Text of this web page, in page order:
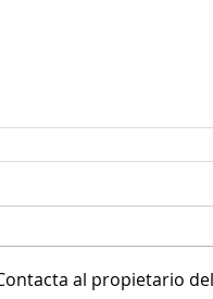
al propietario